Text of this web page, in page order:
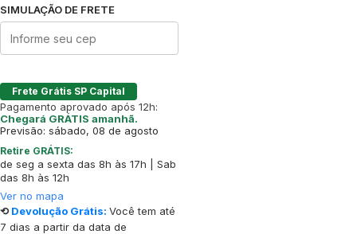
SIMULAÇÃO DE FRETE
Frete Grátis SP Capital
Pagamento aprovado após 12h:
Chegará GRÁTIS amanhã.
Previsão: sábado, 08 de agosto
Retire GRÁTIS:
de seg a sexta das 8h às 17h | Sab
das 8h às 12h
Ver no mapa
⟲ Devolução Grátis: Você tem até
7 dias a partir da data de